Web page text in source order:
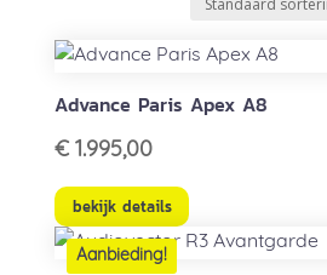
Advance Paris Apex A8
€1.995,00
bekijk details
Aanbieding!